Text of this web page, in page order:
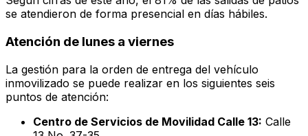
se atendieron de forma presencial en días hábiles.
Atención de lunes a viernes
La gestión para la orden de entrega del vehículo
inmovilizado se puede realizar en los siguientes seis
puntos de atención:
Centro de Servicios de Movilidad Calle 13: Calle